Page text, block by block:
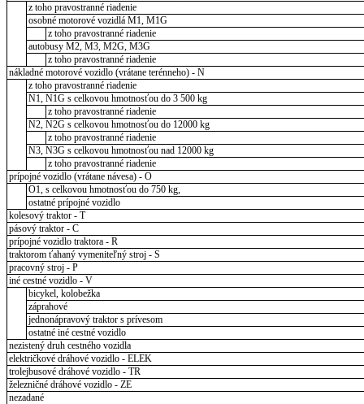
z toho pravostranné riadenie
osobné motorové vozidlá M1, M1G
z toho pravostranné riadenie
autobusy M2, M3, M2G, M3G
z toho pravostranné riadenie
nákladné motorové vozidlo (vrátane terénneho) - N
z toho pravostranné riadenie
N1, N1G s celkovou hmotnosťou do 3 500 kg
z toho pravostranné riadenie
N2, N2G s celkovou hmotnosťou do 12000 kg
z toho pravostranné riadenie
N3, N3G s celkovou hmotnosťou nad 12000 kg
z toho pravostranné riadenie
prípojné vozidlo (vrátane návesa) - O
O1, s celkovou hmotnosťou do 750 kg,
ostatné prípojné vozidlo
kolesový traktor - T
pásový traktor - C
prípojné vozidlo traktora - R
traktorom ťahaný vymeniteľný stroj - S
pracovný stroj - P
iné cestné vozidlo - V
bicykel, kolobežka
záprahové
jednonápravový traktor s prívesom
ostatné iné cestné vozidlo
nezistený druh cestného vozidla
električkové dráhové vozidlo - ELEK
trolejbusové dráhové vozidlo - TR
železničné dráhové vozidlo - ZE
nezadané